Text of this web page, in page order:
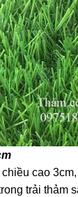
cao
trải thảm